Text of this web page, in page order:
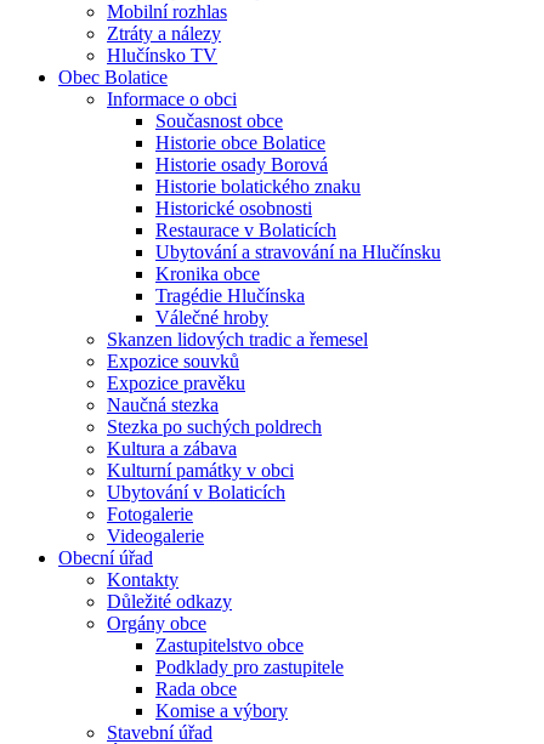
Mobilní rozhlas
Ztráty a nálezy
Hlučínsko TV
Obec Bolatice
Informace o obci
Současnost obce
Historie obce Bolatice
Historie osady Borová
Historie bolatického znaku
Historické osobnosti
Restaurace v Bolaticích
Ubytování a stravování na Hlučínsku
Kronika obce
Tragédie Hlučínska
Válečné hroby
Skanzen lidových tradic a řemesel
Expozice souvků
Expozice pravěku
Naučná stezka
Stezka po suchých poldrech
Kultura a zábava
Kulturní památky v obci
Ubytování v Bolaticích
Fotogalerie
Videogalerie
Obecní úřad
Kontakty
Důležité odkazy
Orgány obce
Zastupitelstvo obce
Podklady pro zastupitele
Rada obce
Komise a výbory
Stavební úřad